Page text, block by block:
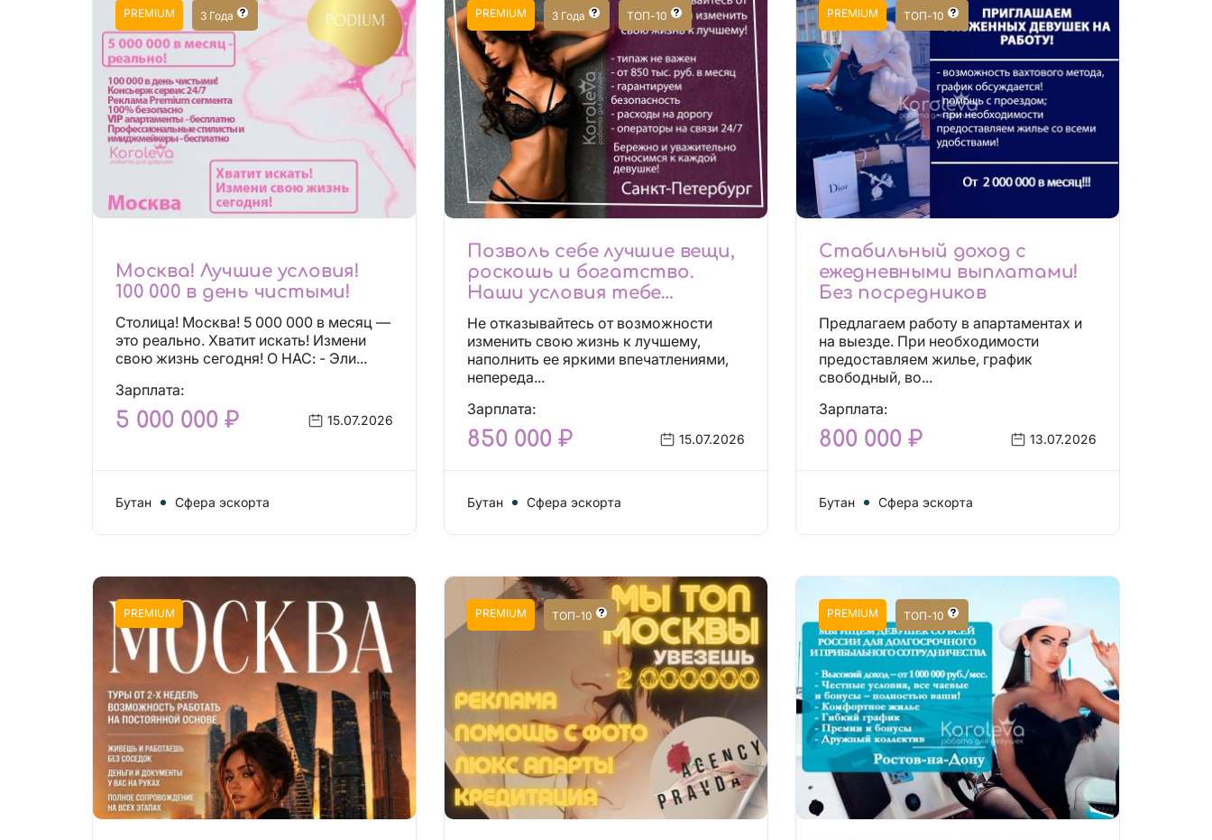
PREMIUM 3 Года
Москва! Лучшие условия!
100 000 в день чистыми!
Столица! Москва! 5 000 000 в месяц —
это реально. Хватит искать! Измени
свою жизнь сегодня! О НАС: - Эли...
Зарплата:
5 000 000 ₽ 15.07.2026
Бутан Сфера эскорта
PREMIUM 3 Года ТОП-10
Позволь себе лучшие вещи,
роскошь и богатство.
Наши условия тебе
понравятся!
Действительно отличные
условия и поддержка!
Не отказывайтесь от возможности
изменить свою жизнь к лучшему,
наполнить ее яркими впечатлениями,
непереда...
Зарплата:
850 000 ₽ 15.07.2026
Бутан Сфера эскорта
PREMIUM ТОП-10
Стабильный доход с
ежедневными выплатами!
Без посредников
Предлагаем работу в апартаментах и
на выезде. При необходимости
предоставляем жилье, график
свободный, во...
Зарплата:
800 000 ₽ 13.07.2026
Бутан Сфера эскорта
PREMIUM PREMIUM ТОП-10 PREMIUM ТОП-10